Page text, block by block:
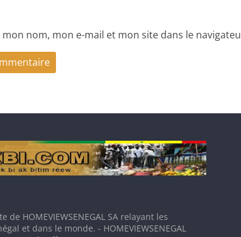
nom, mon e-mail et mon site dans le
de HOMEVIEWSENEGAL SA relayant les
et dans le monde. - HOMEVIEWSENEGAL